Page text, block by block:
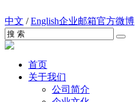
中文 /English企业邮箱官方微博
首页
关于我们
公司简介